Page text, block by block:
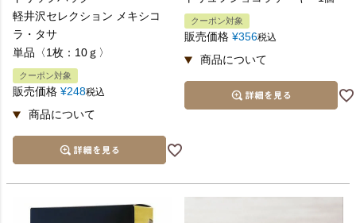
軽井沢セレクション メキシコ
ラ・タサ
単品〈1枚：10ｇ〉
クーポン対象
販売価格 ¥248税込
クーポン対象
販売価格 ¥356税込